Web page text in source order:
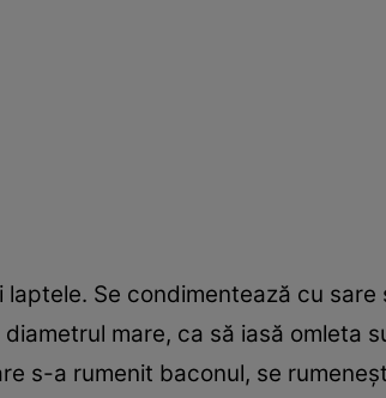
Se condimentează cu sare
mare, ca să iasă omleta
s-a rumenit baconul, se